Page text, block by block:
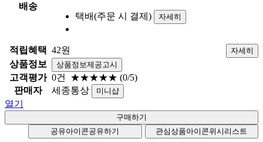
배송
택배(주문 시 결제)
자세히
적립혜택 42원 자세히
상품정보 상품정보제공고시
고객평가 0건 ★★★★★ (0/5)
판매자
세종통상 미니샵
열기
공유아이콘공유하기 관심상품아이콘위시리스트